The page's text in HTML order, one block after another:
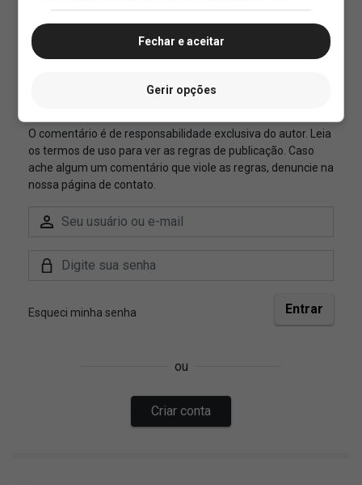
Fechar e aceitar
Gerir opções